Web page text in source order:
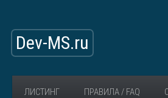
Dev-MS.ru
ЛИСТИНГ ПРАВИЛА / FAQ